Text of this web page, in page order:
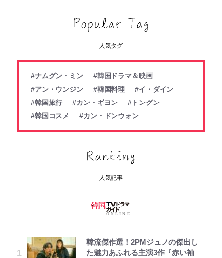
人気タグ
#ナムグン・ミン
#韓国ドラマ＆映画
#アン・ウンジン
#韓国料理
#イ・ダイン
#韓国旅行
#カン・ギヨン
#トングン
#韓国コスメ
#カン・ドンウォン
人気記事
韓流傑作選！2PMジュノの傑出し
た魅力あふれる主演3作『赤い袖